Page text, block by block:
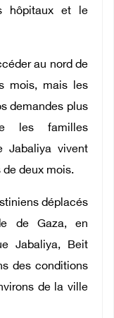
hôpitaux et le
au nord de
mois, mais les
demandes plus
les familles
Jabaliya vivent
deux mois.
déplacés
de Gaza, en
Jabaliya, Beit
des conditions
de la ville